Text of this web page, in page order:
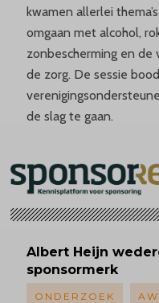
kwamen allerlei
omgaan met alcohol,
zonbescherming en de
de zorg. De sessie
de slag te gaan.
Albert Heijn
sponsormerk
ONDERZOEK